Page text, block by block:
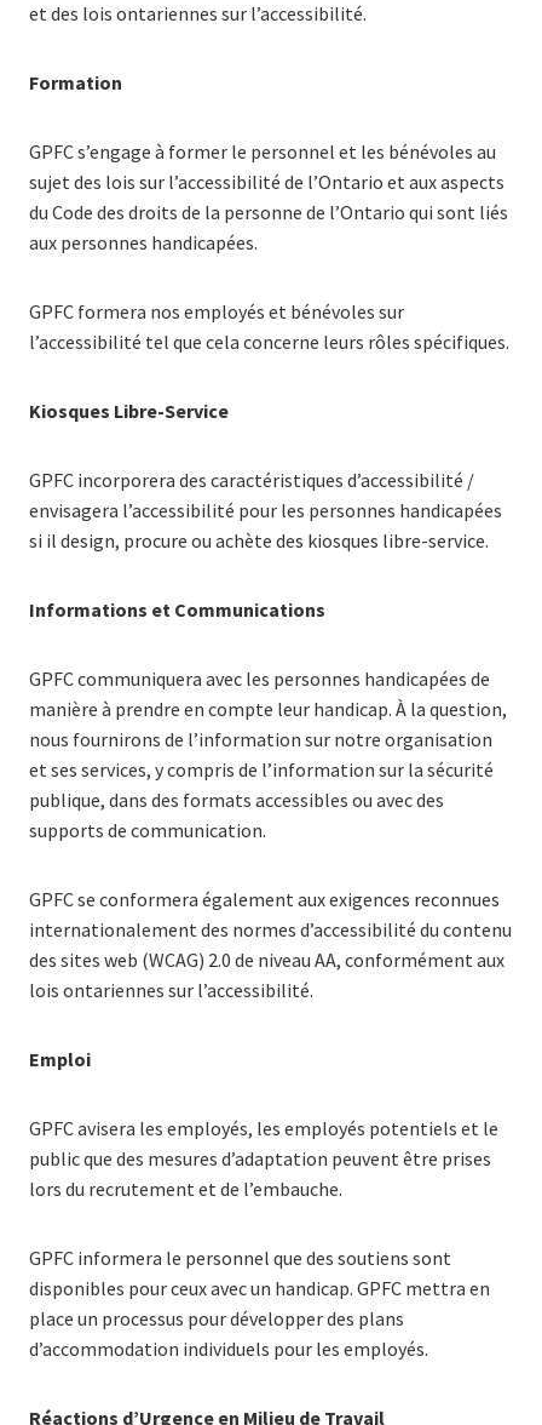
et des lois ontariennes sur l’accessibilité.
Formation
GPFC s’engage à former le personnel et les bénévoles au
sujet des lois sur l’accessibilité de l’Ontario et aux aspects
du Code des droits de la personne de l’Ontario qui sont liés
aux personnes handicapées.
GPFC formera nos employés et bénévoles sur
l’accessibilité tel que cela concerne leurs rôles spécifiques.
Kiosques Libre-Service
GPFC incorporera des caractéristiques d’accessibilité /
envisagera l’accessibilité pour les personnes handicapées
si il design, procure ou achète des kiosques libre-service.
Informations et Communications
GPFC communiquera avec les personnes handicapées de
manière à prendre en compte leur handicap. À la question,
nous fournirons de l’information sur notre organisation
et ses services, y compris de l’information sur la sécurité
publique, dans des formats accessibles ou avec des
supports de communication.
GPFC se conformera également aux exigences reconnues
internationalement des normes d’accessibilité du contenu
des sites web (WCAG) 2.0 de niveau AA, conformément aux
lois ontariennes sur l’accessibilité.
Emploi
GPFC avisera les employés, les employés potentiels et le
public que des mesures d’adaptation peuvent être prises
lors du recrutement et de l’embauche.
GPFC informera le personnel que des soutiens sont
disponibles pour ceux avec un handicap. GPFC mettra en
place un processus pour développer des plans
d’accommodation individuels pour les employés.
Réactions d’Urgence en Milieu de Travail